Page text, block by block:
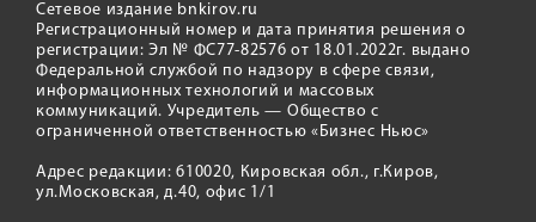
Сетевое издание bnkirov.ru
Регистрационный номер и дата принятия решения о
регистрации: Эл № ФС77-82576 от 18.01.2022г. выдано
Федеральной службой по надзору в сфере связи,
информационных технологий и массовых
коммуникаций. Учредитель — Общество с
ограниченной ответственностью «Бизнес Ньюс»
Адрес редакции: 610020, Кировская обл., г.Киров,
ул.Московская, д.40, офис 1/1